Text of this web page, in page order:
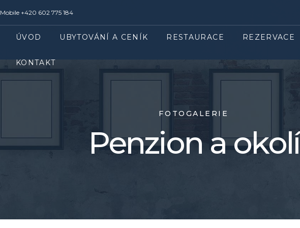
Mobile +420 602 775 184
ÚVOD UBYTOVÁNÍ A CENÍK RESTAURACE REZERVACE
KONTAKT
FOTOGALERIE
Penzion a okolí